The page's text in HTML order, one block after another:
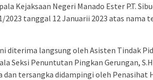
Kejaksaan Negeri Manado Ester P.T.
2023 tanggal 12 Januarii 2023 atas nama
diterima langsung oleh Asisten Tindak
Seksi Penuntutan Pingkan Gerungan,
tersangka didampingi oleh Penasihat